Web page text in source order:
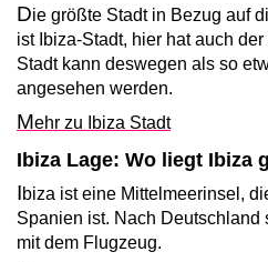
Die größte Stadt in Bezug auf
ist Ibiza-Stadt, hier hat auch
Stadt kann deswegen als so
angesehen werden.
Mehr zu Ibiza Stadt
Ibiza Lage: Wo liegt Ibiza
Ibiza ist eine Mittelmeerinsel,
Spanien ist. Nach Deutschland
mit dem Flugzeug.